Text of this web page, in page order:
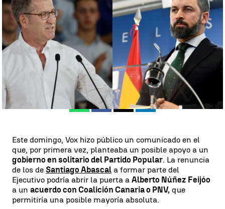
Álvaro Perreau
07 de agosto de 2023, 09:07
WhatsappFacebook
X Linkedin
Este domingo, Vox hizo público un comunicado en el
que, por primera vez, planteaba un posible apoyo a un
gobierno en solitario del Partido Popular. La renuncia
de los de Santiago Abascal a formar parte del
Ejecutivo podría abrir la puerta a Alberto Núñez Feijóo
a un acuerdo con Coalición Canaria o PNV, que
permitiría una posible mayoría absoluta.